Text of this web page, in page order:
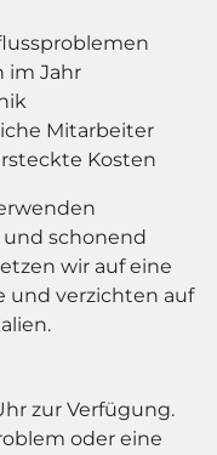
im Jahr
Mitarbeiter
Kosten
schonend
wir auf eine
und verzichten auf
zur Verfügung.
oder eine